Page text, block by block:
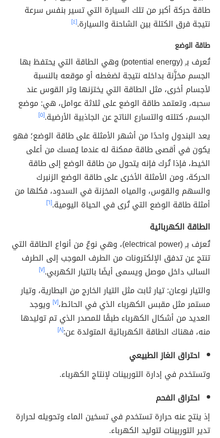
طاقة حركة أكبر من تلك السيارة التي تسير بنفس سرعة
نتيجة فرق الكتلة بين الشاحنة والسيارة.[٤]
طاقة الوضع
تُعرف بـِ (potential energy) وهي الطاقة التي يحتفظ بها
الجسم مخزَّنة بداخله نتيجة لضغطه أو موقعه بالنسبة
لأجسام أخرى، مثل الطاقة التي يختزنها وتر القوس عند
سحبه، وتعتمد طاقة الوضع على ثلاثة عوامل، هي: موضع
الجسم، كتلته والتسارع الناتج عن الجاذبية الأرضية.[٥]
يعد البندول واحدًا من أشهر الأمثلة على طاقة الوضع؛ فهو
يكون في أقصى طاقة ممكنة له عندما يُمسك من أعلى
الخيط، فإذا تُرك فإنه يتحول من طاقة الوضع إلى طاقة
الحركة، ومن الأمثلة الأخرى على طاقة الوضع الزنبرك
والسهم والقوس، والمياه المخزنة في السدود، فكلها من
أمثلة طاقة الوضع التي تُرى في الحياة اليومية.[٦]
الطاقة الكهربائية
تُعرَف بـِ(
electrical power)، وهي نوعٌ من أنواع الطاقة التي
تنتج عن تدفق الإلكترونات من الطرف الموجب إلى الطرف
السالب داخل موصل ويسمى أيضًا بالتيار الكهربي.[٧]
والتيار نوعان: تيار ثابت مثل التيار الخارج من البطارية، وتيار
مستمر مثل مقبس الكهرباء الذي في الحائط،[٧] ويوجد
العديد من أشكال الكهرباء طبقًا للمصدر الذي تم توليدها
منه، فهناك الطاقة الكهربائية المتولدة عن:[٨]
احتراق الغاز الطبيعي
وتستخدم في إدارة التوربينات لإنتاج الكهرباء.
احتراق الفحم
إذ ينتج عنه حرارة تستخدم في تسخين الماء وتحويله لحرارة
تدير التوربينات لتوليد الكهرباء.